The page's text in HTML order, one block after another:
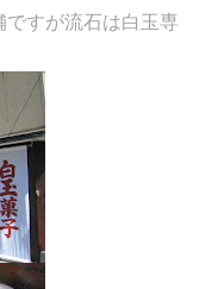
ですが流石は白玉専